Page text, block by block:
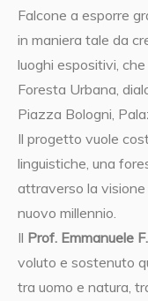
Falcone a esporre
in maniera tale da
luoghi espositivi,
Foresta Urbana,
Piazza Bologni,
Il progetto vuole
linguistiche, una
attraverso la
nuovo millennio.
Il Prof. Emmanuele
voluto e sostenuto
tra uomo e natura,